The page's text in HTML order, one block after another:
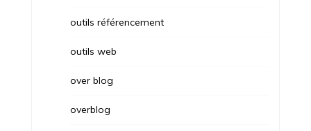
outils référencement
outils web
over blog
overblog